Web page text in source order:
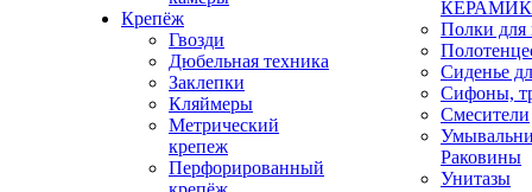
Крепёж
Гвозди
Дюбельная техника
Заклепки
Кляймеры
Метрический
крепеж
Перфорированный
Полки для
Сиденье
Сифоны,
Смесители
Раковины
Унитазы